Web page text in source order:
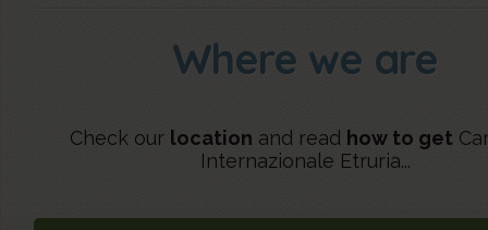
Where we are
Check our location and read how to get
Internazionale Etruria...